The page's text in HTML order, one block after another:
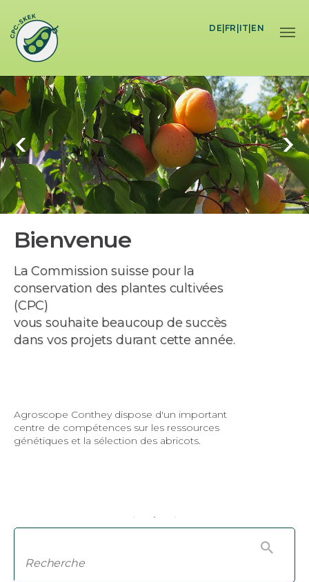
DE| FR IT EN
Bienvenue
La Commission suisse pour la
conservation des plantes cultivées
(CPC)
vous souhaite beaucoup de succès
dans vos projets durant cette année.
Agroscope Conthey dispose d'un important
centre de compétences sur les ressources
génétiques et la sélection des abricots.